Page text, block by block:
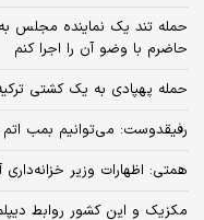
حمله تند یک نماینده مجلس
حاضرم با وضو آن را اجرا کنم
حمله پهپادی به یک کشتی
رفیقدوست: می‌توانیم بمب اتم
همتی: اظهارات وزیر
مکزیک و این کشور روابط